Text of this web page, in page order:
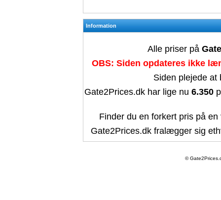
Information
Alle priser på
OBS: Siden opdateres ikke
Siden plejede
Gate2Prices.dk har lige nu6.350
Finder du en forkert pris på
Gate2Prices.dk fralægger sig
©